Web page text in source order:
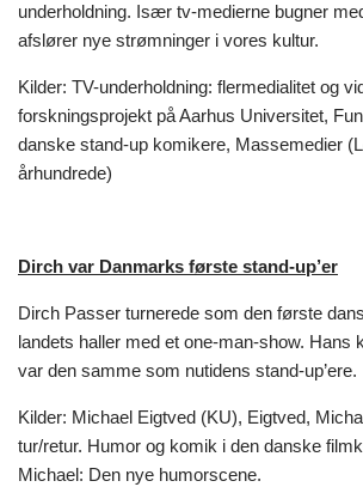
underholdning. Især tv-medierne bugner
afslører nye strømninger i vores kultur.
Kilder: TV-underholdning: flermedialitet og
forskningsprojekt på Aarhus Universitet,
danske stand-up komikere, Massemedier
århundrede)
Dirch var Danmarks første stand-up’er
Dirch Passer turnerede som den første
landets haller med et one-man-show. Hans
var den samme som nutidens stand-up’ere.
Kilder: Michael Eigtved (KU), Eigtved,
tur/retur. Humor og komik i den danske
Michael: Den nye humorscene.